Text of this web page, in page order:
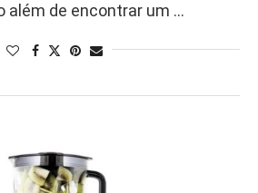
além de encontrar um …